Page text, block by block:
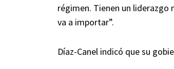
régimen. Tienen un liderazgo
va a importar”.
Díaz-Canel indicó que su